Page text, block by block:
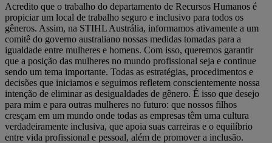
Acredito que o trabalho do departamento de Recursos Humanos é
propiciar um local de trabalho seguro e inclusivo para todos os
gêneros. Assim, na STIHL Austrália, informamos ativamente a um
comitê do governo australiano nossas medidas tomadas para a
igualdade entre mulheres e homens. Com isso, queremos garantir
que a posição das mulheres no mundo profissional seja e continue
sendo um tema importante. Todas as estratégias, procedimentos e
decisões que iniciamos e seguimos refletem conscientemente nossa
intenção de eliminar as desigualdades de gênero. É isso que desejo
para mim e para outras mulheres no futuro: que nossos filhos
cresçam em um mundo onde todas as empresas têm uma cultura
verdadeiramente inclusiva, que apoia suas carreiras e o equilíbrio
entre vida profissional e pessoal, além de promover a inclusão.